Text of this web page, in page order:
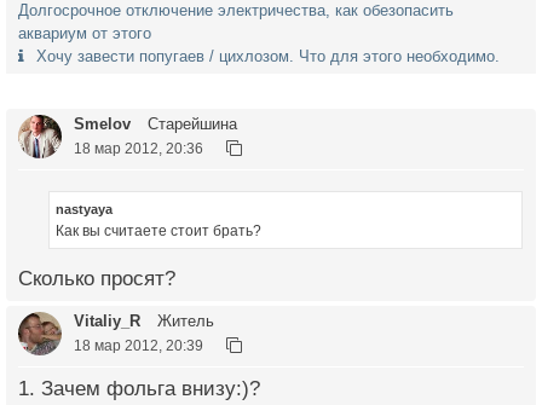
Долгосрочное отключение электричества, как обезопасить
аквариум от этого
Хочу завести попугаев / цихлозом. Что для этого необходимо.
Smelov Старейшина
18 мар 2012, 20:36
nastyaya
Как вы считаете стоит брать?
Сколько просят?
Vitaliy_R Житель
18 мар 2012, 20:39
1. Зачем фольга внизу:)?